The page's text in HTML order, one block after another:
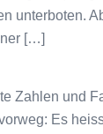
unterboten.
[…]
Zahlen und
Es